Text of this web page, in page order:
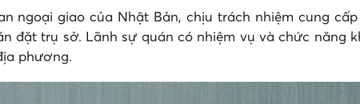
ngoại giao của Nhật Bản, chịu trách nhiệm cung
đặt trụ sở. Lãnh sự quán có nhiệm vụ và chức
phương.